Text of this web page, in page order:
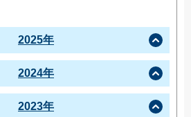
2025年
2024年
2023年